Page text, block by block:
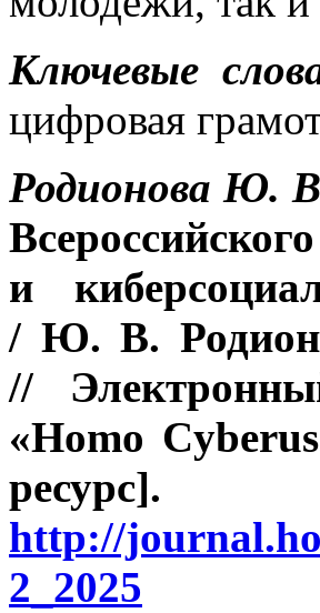
Ключевые
цифровая
Родионова Ю.
и
/ Ю. В.
//
«Homo
http://
2_2025